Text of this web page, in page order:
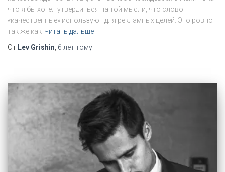
что я бы хотел утвердиться на той мысли, что слово
«качественные» используют для рекламных целей. Это ровно
так же как Читать дальше
От Lev Grishin 6 леттому